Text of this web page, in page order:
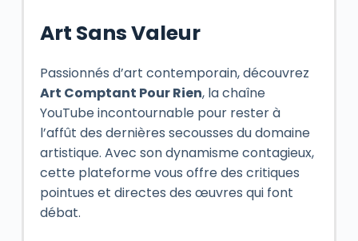
Art Sans Valeur
Passionnés d’art contemporain, découvrez
Art Comptant Pour Rien, la chaîne
YouTube incontournable pour rester à
l’affût des dernières secousses du domaine
artistique. Avec son dynamisme contagieux,
cette plateforme vous offre des critiques
pointues et directes des œuvres qui font
débat.